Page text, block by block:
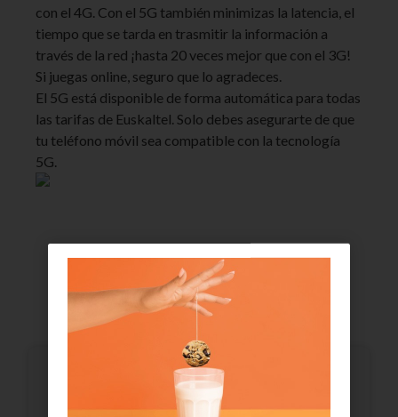
con el 4G. Con el 5G también minimizas la latencia, el
tiempo que se tarda en trasmitir la información a
través de la red ¡hasta 20 veces mejor que con el 3G!
Si juegas online, seguro que lo agradeces.
El 5G está disponible de forma automática para todas
las tarifas de Euskaltel. Solo debes asegurarte de que
tu teléfono móvil sea compatible con la tecnología
5G.
Las tarifas de móvil incluyen
llamadas ilimitadas y 5G